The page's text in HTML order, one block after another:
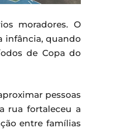
moradores. O
infância, quando
de Copa do
pessoas
rua fortaleceu a
entre famílias